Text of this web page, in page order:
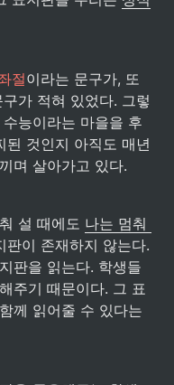
절이라는 문구가, 또
가 적혀 있었다. 그렇
능이라는 마을을 후
된 것인지 아직도 매년
며 살아가고 있다.
설 때에도 나는 멈춰
판이 존재하지 않는다.
판을 읽는다. 학생들
주기 때문이다. 그 표
께 읽어줄 수 있다는